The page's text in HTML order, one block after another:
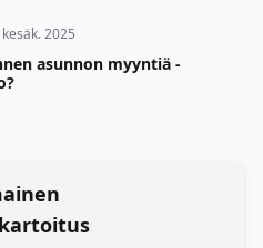
2025
asunnon myyntiä -